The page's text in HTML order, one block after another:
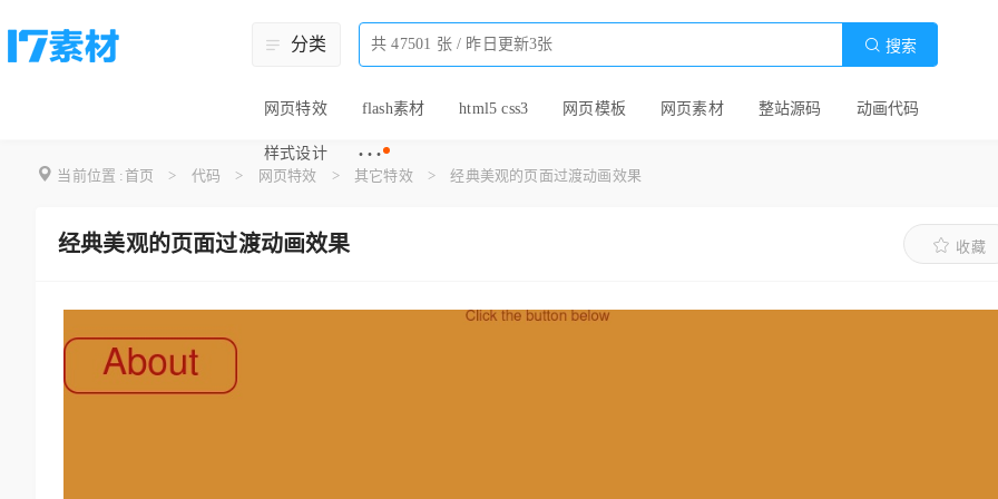
分类  搜索
网页特效 flash素材 html5 css3 网页模板 网页素材 整站源码 动画代码
样式设计 ···
当前位置 :首页 > 代码 > 网页特效 > 其它特效 > 经典美观的页面过渡动画效果
经典美观的页面过渡动画效果 收藏